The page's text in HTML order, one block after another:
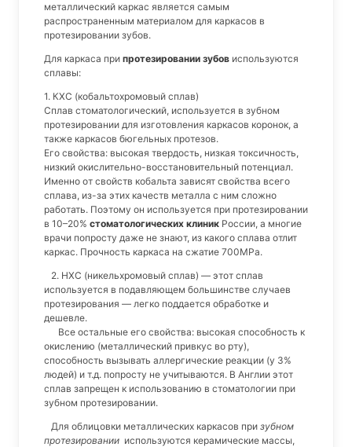
металлический каркас является самым
распространенным материалом для каркасов в
протезировании зубов.
Для каркаса при протезировании зубов используются
сплавы:
1. КХС (кобальтохромовый сплав)
Сплав стоматологический, используется в зубном
протезировании для изготовления каркасов коронок, а
также каркасов бюгельных протезов.
Его свойства: высокая твердость, низкая токсичность,
низкий окислительно-восстановительный потенциал.
Именно от свойств кобальта зависят свойства всего
сплава, из-за этих качеств металла с ним сложно
работать. Поэтому он используется при протезировании
в 10–20% стоматологических клиник России, а многие
врачи попросту даже не знают, из какого сплава отлит
каркас. Прочность каркаса на сжатие 700МРа.
2. НХС (никельхромовый сплав) — этот сплав
используется в подавляющем большинстве случаев
протезирования — легко поддается обработке и
дешевле.
Все остальные его свойства: высокая способность к
окислению (металлический привкус во рту),
способность вызывать аллергические реакции (у 3%
людей) и т.д. попросту не учитываются. В Англии этот
сплав запрещен к использованию в стоматологии при
зубном протезировании.
Для облицовки металлических каркасов при зубном
протезировании используются керамические массы,